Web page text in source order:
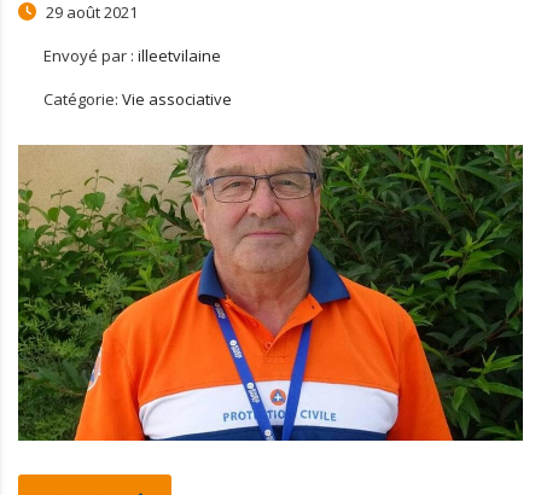
29 août 2021
Envoyé par : illeetvilaine
Catégorie: Vie associative